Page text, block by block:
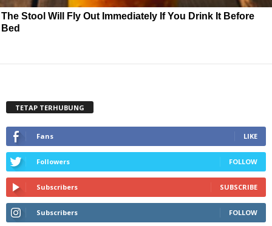
The Stool Will Fly Out Immediately If You Drink It Before
Bed
TETAP TERHUBUNG
Fans LIKE
Followers FOLLOW
Subscribers SUBSCRIBE
Subscribers FOLLOW